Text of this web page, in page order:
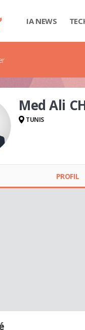
IA NEWS
Med Ali
TUNIS
PROFIL